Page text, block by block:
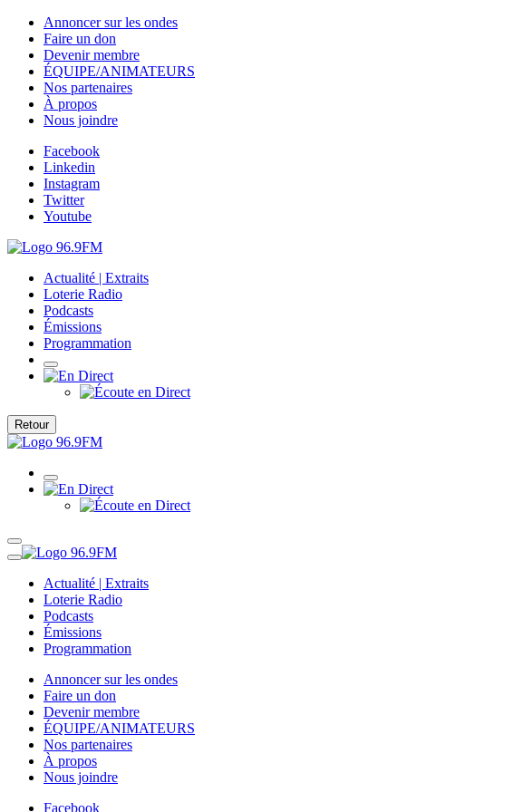
Annoncer sur les ondes
Faire un don
Devenir membre
ÉQUIPE/ANIMATEURS
Nos partenaires
À propos
Nous joindre
Facebook
Linkedin
Instagram
Twitter
Youtube
Actualité | Extraits
Loterie Radio
Podcasts
Émissions
Programmation
Retour
Actualité | Extraits
Loterie Radio
Podcasts
Émissions
Programmation
Annoncer sur les ondes
Faire un don
Devenir membre
ÉQUIPE/ANIMATEURS
Nos partenaires
À propos
Nous joindre
Facebook